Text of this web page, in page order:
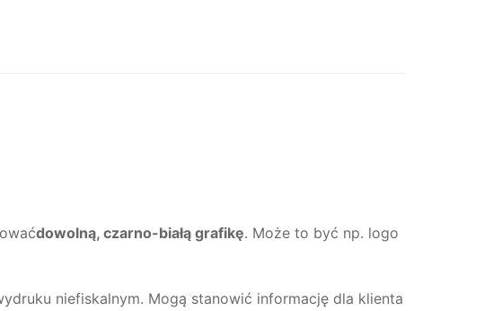
dowolną, czarno-białą grafikę. Może to być np. logo
niefiskalnym. Mogą stanowić informację dla klienta